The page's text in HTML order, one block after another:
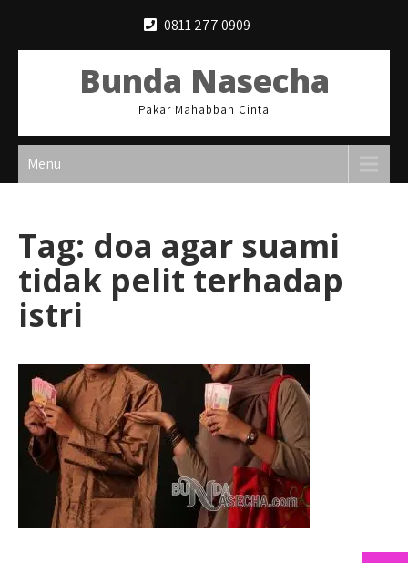
0811 277 0909
Bunda Nasecha
Pakar Mahabbah Cinta
Menu
Tag: doa agar suami
tidak pelit terhadap
istri